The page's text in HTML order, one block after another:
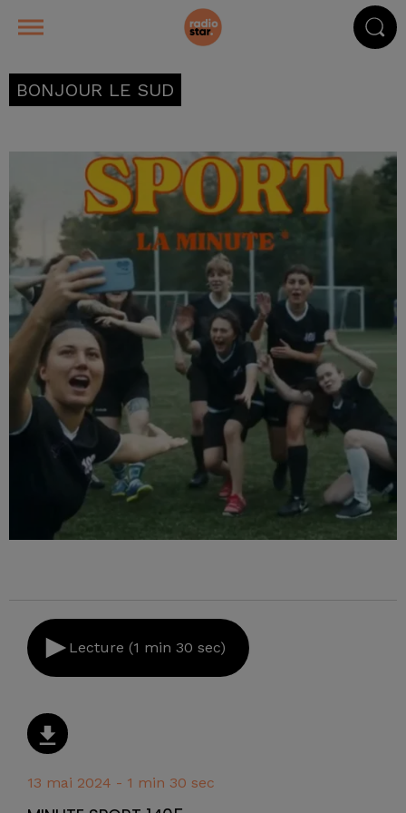
BONJOUR LE SUD
Lecture (1 min 30 sec)
13 mai 2024 - 1 min 30 sec